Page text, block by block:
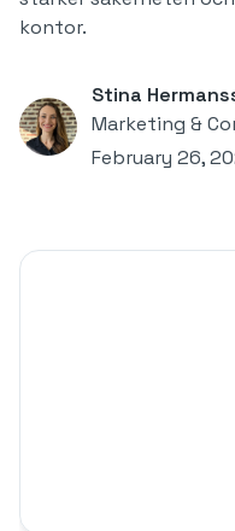
kontor.
Stina
Marketing &
February 26,